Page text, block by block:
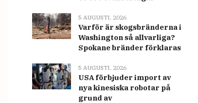
5 AUGUSTI, 2026
Varför är skogsbränderna i
Washington så allvarliga?
Spokane bränder förklaras
5 AUGUSTI, 2026
USA förbjuder import av
nya kinesiska robotar på
grund av